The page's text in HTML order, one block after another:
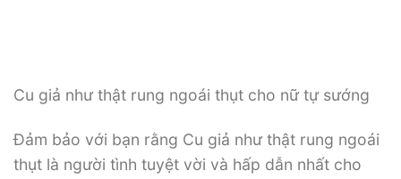
Cu giả như thật rung ngoái thụt cho nữ tự sướng
Đảm bảo với bạn rằng Cu giả như thật rung ngoái
thụt là người tình tuyệt vời và hấp dẫn nhất cho